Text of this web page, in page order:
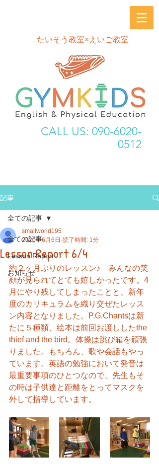
​たいそう教室×えいご教室
CALL US: 090-6020-
0512
記事
全ての記事
Lesson Report
お知らせ
全ての記事
Lesson Report 6/4
smallworld195
2020年6月6日 読了時間: 1分
約２ヶ月ぶりのレッスン♪　みんなの笑
顔が見られてとても嬉しかったです。4
月にやり残してしまったことと、新年
度のカリキュラムを織り交ぜたレッス
ン内容となりました。P.G.Chantsは新
たに５種類、絵本は前回お渡ししたthe
thief and the bird。体操は跳び箱を頑張
りました。もちろん、歌や会話もやっ
ています。英語の勉強において発音は
最重要事項のひとつなので、先生もそ
の時は子供達と距離をとってマスクを
外して指導しています。